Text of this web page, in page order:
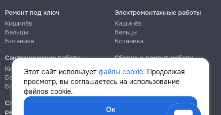
Этот сайт использует файлы cookie. Продолжая
просмотр, вы соглашаетесь на использование
файлов cookie.
Ок
Ремонт под ключ
Кишинёв
Бельцы
Ботаника
Электромонтажные работы
Кишинёв
Бельцы
Ботаника
Сантехнические работы
Кишинёв
Бельцы
Ботаника
Сборка и ремонт мебели
Кишинёв
Ботаника
Строительно-монтажные
работы